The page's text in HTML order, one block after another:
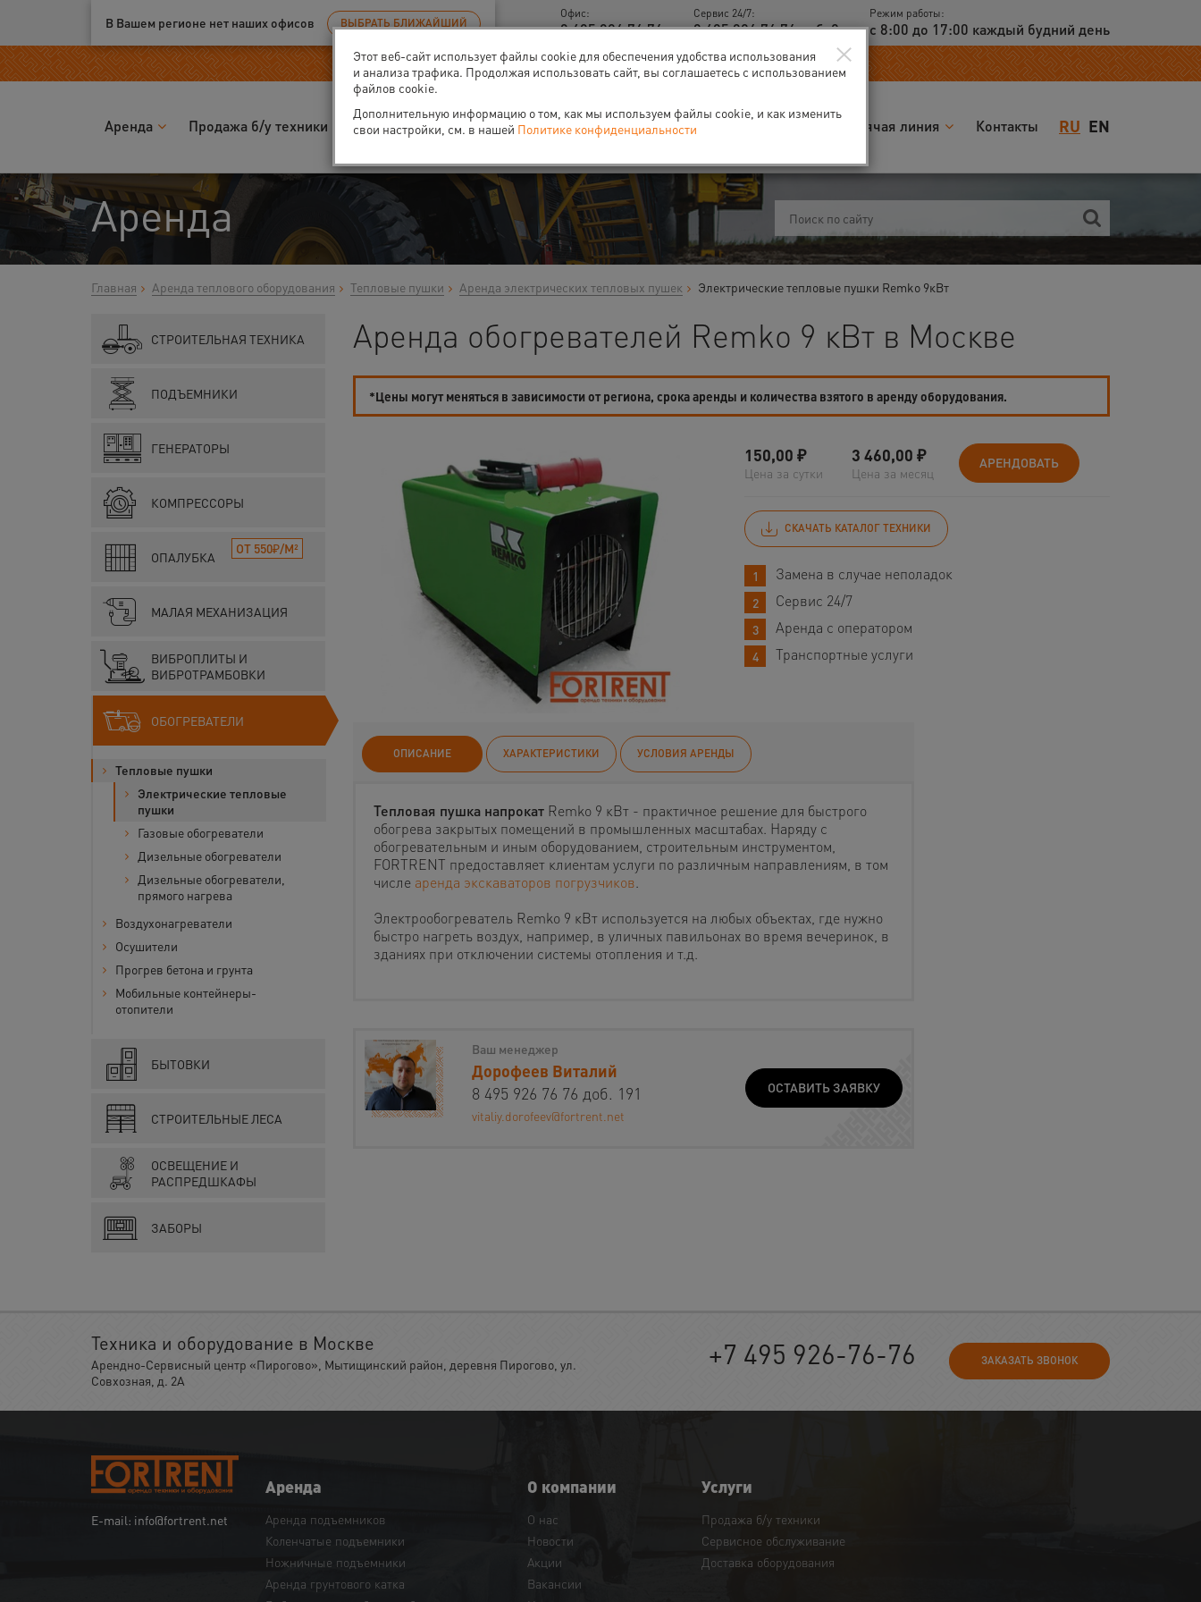
Ваш город:Москва
В Вашем регионе нет наших офисов ВЫБРАТЬ БЛИЖАЙШИЙ
Офис:
8 495 926 76 76
Сервис 24/7:
8 495 926 76 76 доб. 2
Режим работы:
с 8:00 до 17:00 каждый будний день
RU EN
Аренда Продажа б/у техники Запчасти О нас События Горячая линия Контакты
Аренда
Главная Аренда теплового оборудования Тепловые пушки Аренда электрических тепловых пушек Электрические тепловые пушки Remko 9кВт
СТРОИТЕЛЬНАЯ ТЕХНИКА
ПОДЪЕМНИКИ
ГЕНЕРАТОРЫ
КОМПРЕССОРЫ
ОПАЛУБКА
ОТ 550₽/М²
МАЛАЯ МЕХАНИЗАЦИЯ
ВИБРОПЛИТЫ И
ВИБРОТРАМБОВКИ
ОБОГРЕВАТЕЛИ
Тепловые пушки
Электрические тепловые
пушки
Газовые обогреватели
Дизельные обогреватели
Дизельные обогреватели,
прямого нагрева
Воздухонагреватели
Осушители
Прогрев бетона и грунта
Мобильные контейнеры-
отопители
БЫТОВКИ
СТРОИТЕЛЬНЫЕ ЛЕСА
ОСВЕЩЕНИЕ И
РАСПРЕДШКАФЫ
ЗАБОРЫ
Аренда обогревателей Remko 9 кВт в Москве
*Цены могут меняться в зависимости от региона, срока аренды и количества взятого в аренду оборудования.
150,00 ₽
Цена за сутки
3 460,00 ₽
Цена за месяц
АРЕНДОВАТЬ
СКАЧАТЬ КАТАЛОГ ТЕХНИКИ
Замена в случае неполадок
Сервис 24/7
Аренда с оператором
Транспортные услуги
ОПИСАНИЕ ХАРАКТЕРИСТИКИ УСЛОВИЯ АРЕНДЫ
Тепловая пушка напрокатRemko 9 кВт - практичное решение для быстрого
обогрева закрытых помещений в промышленных масштабах. Наряду с
обогревательным и иным оборудованием, строительным инструментом,
FORTRENT предоставляет клиентам услуги по различным направлениям, в том
числе аренда экскаваторов погрузчиков
Электрообогреватель Remko 9 кВт используется на любых объектах, где нужно
быстро нагреть воздух, например, в уличных павильонах во время вечеринок, в
зданиях при отключении системы отопления и т.д.
Ваш менеджер
Дорофеев Виталий
8 495 926 76 76 доб. 191
vitaliy.dorofeev@fortrent.net
ОСТАВИТЬ ЗАЯВКУ
Техника и оборудование в Москве
Арендно-Сервисный центр «Пирогово», Мытищинский район, деревня Пирогово, ул.
Совхозная, д. 2А
+7 495 926-76-76 ЗАКАЗАТЬ ЗВОНОК
E-mail: info@fortrent.net
Аренда
Аренда подъемников
Коленчатые подъемники
Ножничные подъемники
Аренда грунтового катка
О компании
О нас
Новости
Акции
Вакансии
Услуги
Продажа б/у техники
Сервисное обслуживание
Доставка оборудования
×
Этот веб-сайт использует файлы cookie для обеспечения удобства использования
и анализа трафика. Продолжая использовать сайт, вы соглашаетесь с использованием
файлов cookie.
Дополнительную информацию о том, как мы используем файлы cookie, и как изменить
свои настройки, см. в нашей Политике конфиденциальности